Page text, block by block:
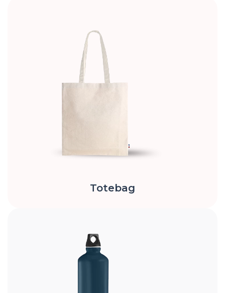
Totebag